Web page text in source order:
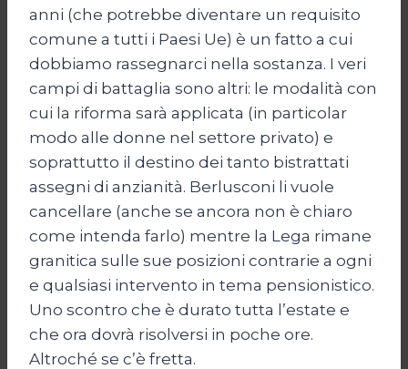
anni (che potrebbe diventare un requisito
comune a tutti i Paesi Ue) è un fatto a cui
dobbiamo rassegnarci nella sostanza. I veri
campi di battaglia sono altri: le modalità con
cui la riforma sarà applicata (in particolar
modo alle donne nel settore privato) e
soprattutto il destino dei tanto bistrattati
assegni di anzianità. Berlusconi li vuole
cancellare (anche se ancora non è chiaro
come intenda farlo) mentre la Lega rimane
granitica sulle sue posizioni contrarie a ogni
e qualsiasi intervento in tema pensionistico.
Uno scontro che è durato tutta l’estate e
che ora dovrà risolversi in poche ore.
Altroché se c’è fretta.